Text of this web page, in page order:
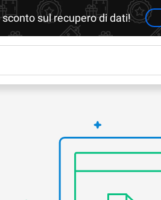
sul recupero di dati!